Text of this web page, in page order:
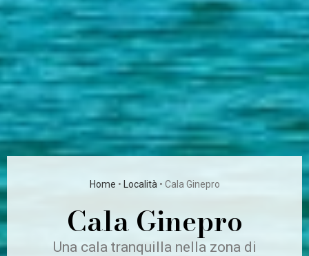
Home • Località • Cala Ginepro
Cala Ginepro
Una cala tranquilla nella zona di